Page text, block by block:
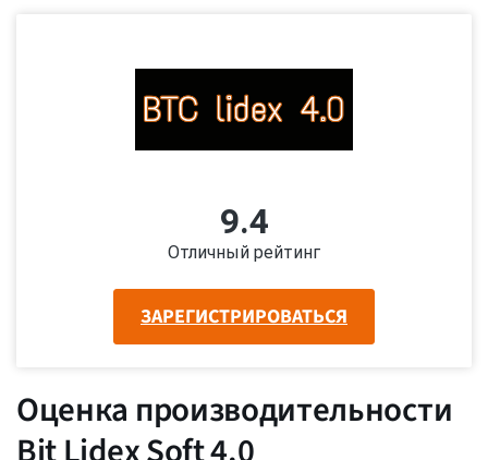
9.4
Отличный рейтинг
ЗАРЕГИСТРИРОВАТЬСЯ
Оценка производительности